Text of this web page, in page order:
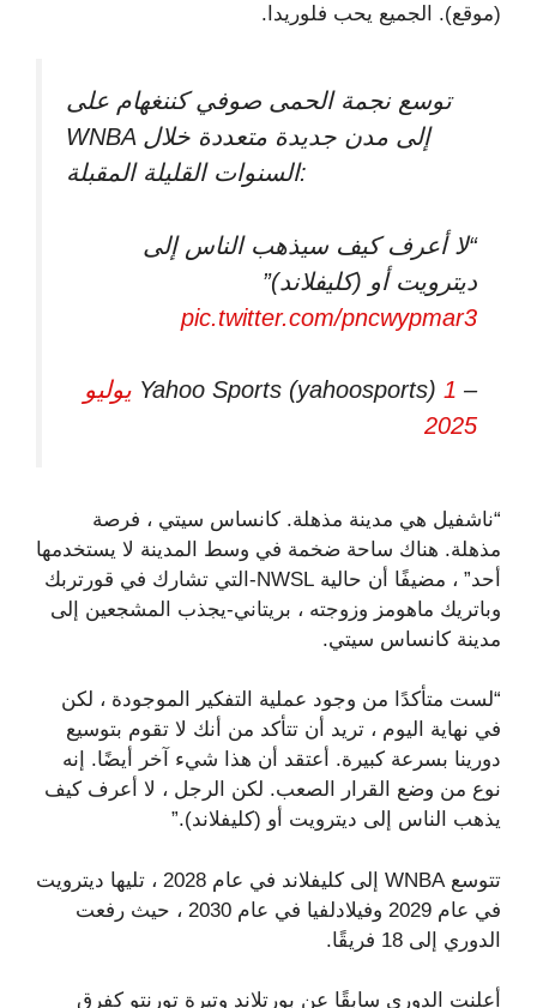
(موقع). الجميع يحب فلوريدا.
توسع نجمة الحمى صوفي كننغهام على
WNBA إلى مدن جديدة متعددة خلال
السنوات القليلة المقبلة:
“لا أعرف كيف سيذهب الناس إلى
ديترويت أو (كليفلاند)”
pic.twitter.com/pncwypmar3
– Yahoo Sports (yahoosports)
1 يوليو
2025
“ناشفيل هي مدينة مذهلة. كانساس سيتي ، فرصة
مذهلة. هناك ساحة ضخمة في وسط المدينة لا يستخدمها
أحد” ، مضيفًا أن حالية NWSL-التي تشارك في قورتربك
وباتريك ماهومز وزوجته ، بريتاني-يجذب المشجعين إلى
مدينة كانساس سيتي.
“لست متأكدًا من وجود عملية التفكير الموجودة ، لكن
في نهاية اليوم ، تريد أن تتأكد من أنك لا تقوم بتوسيع
دورينا بسرعة كبيرة. أعتقد أن هذا شيء آخر أيضًا. إنه
نوع من وضع القرار الصعب. لكن الرجل ، لا أعرف كيف
يذهب الناس إلى ديترويت أو (كليفلاند).”
تتوسع WNBA إلى كليفلاند في عام 2028 ، تليها ديترويت
في عام 2029 وفيلادلفيا في عام 2030 ، حيث رفعت
الدوري إلى 18 فريقًا.
أعلنت الدوري سابقًا عن بورتلاند وتيرة تورنتو كفرق